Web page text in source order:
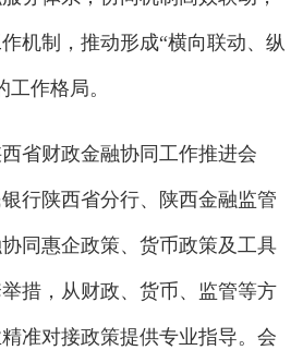
机制，推动形成“横向联动、纵
作格局。
财政金融协同工作推进会
行陕西省分行、陕西金融监管
同惠企政策、货币政策及工具
措，从财政、货币、监管等方
准对接政策提供专业指导。会